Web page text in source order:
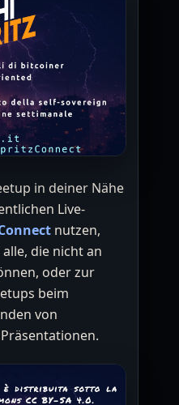
in deiner Nähe
Live-
nutzen,
die nicht an
oder zur
beim
von